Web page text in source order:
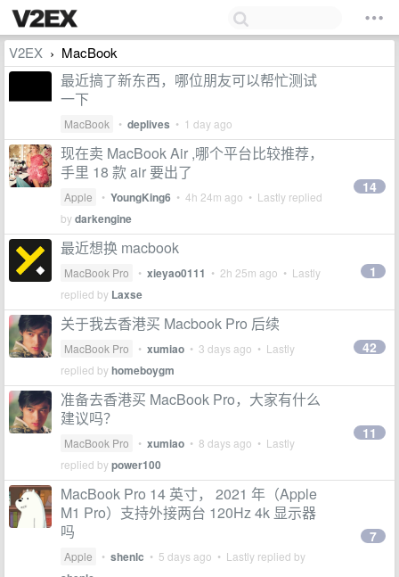
V2EX › MacBook
最近搞了新东西，哪位朋友可以帮忙测试
一下
MacBook • deplives • 1 day ago
现在卖 MacBook Air ,哪个平台比较推荐，
手里 18 款 air 要出了
Apple • YoungKing6 • 4h 24m ago • Lastly replied
bydarkengine
14
最近想换 macbook
MacBook Pro • xieyao0111 • 2h 25m ago • Lastly
replied by Laxse
1
关于我去香港买 Macbook Pro 后续
MacBook Pro • xumiao • 3 days ago • Lastly
replied byhomeboygm
42
准备去香港买 MacBook Pro，大家有什么
建议吗？
MacBook Pro • xumiao • 8 days ago • Lastly
replied bypower100
11
MacBook Pro 14 英寸， 2021 年（Apple
M1 Pro）支持外接两台 120Hz 4k 显示器
吗
Apple • shenlc • 5 days ago • Lastly replied by
7